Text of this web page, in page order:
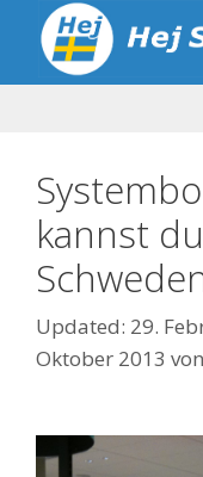
Inhalt
springen
kannst
29.
Oktober 2013 von